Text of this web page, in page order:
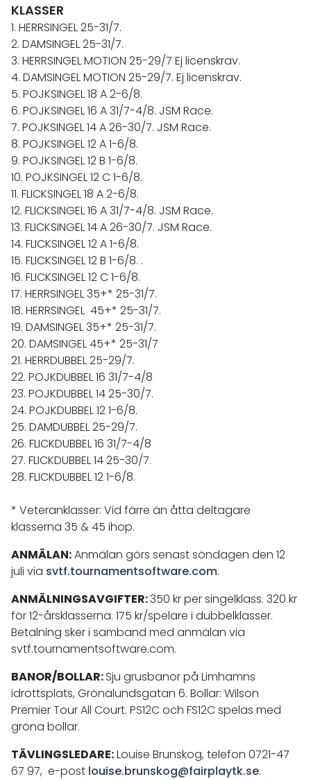
KLASSER
1. HERRSINGEL 25-31/7.
2. DAMSINGEL 25-31/7.
3. HERRSINGEL MOTION 25-29/7 Ej licenskrav.
4. DAMSINGEL MOTION 25-29/7. Ej licenskrav.
5. POJKSINGEL 18 A 2-6/8.
6. POJKSINGEL 16 A 31/7-4/8. JSM Race.
7. POJKSINGEL 14 A 26-30/7. JSM Race.
8. POJKSINGEL 12 A 1-6/8.
9. POJKSINGEL 12 B 1-6/8.
10. POJKSINGEL 12 C 1-6/8.
11. FLICKSINGEL 18 A 2-6/8.
12. FLICKSINGEL 16 A 31/7-4/8. JSM Race.
13. FLICKSINGEL 14 A 26-30/7. JSM Race.
14. FLICKSINGEL 12 A 1-6/8.
15. FLICKSINGEL 12 B 1-6/8. .
16. FLICKSINGEL 12 C 1-6/8.
17. HERRSINGEL 35+* 25-31/7.
18. HERRSINGEL 45+* 25-31/7.
19. DAMSINGEL 35+* 25-31/7.
20. DAMSINGEL 45+* 25-31/7
21. HERRDUBBEL 25-29/7.
22. POJKDUBBEL 16 31/7-4/8
23. POJKDUBBEL 14 25-30/7.
24. POJKDUBBEL 12 1-6/8.
25. DAMDUBBEL 25-29/7.
26. FLICKDUBBEL 16 31/7-4/8
27. FLICKDUBBEL 14 25-30/7.
28. FLICKDUBBEL 12 1-6/8.
* Veteranklasser: Vid färre än åtta deltagare
klasserna 35 & 45 ihop.
ANMÄLAN:Anmälan görs senast söndagen den 12
juli via svtf.tournamentsoftware.com.
ANMÄLNINGSAVGIFTER:350 kr per singelklass. 320 kr
för 12-årsklasserna. 175 kr/spelare i dubbelklasser.
Betalning sker i samband med anmälan via
svtf.tournamentsoftware.com.
BANOR/BOLLAR:Sju grusbanor på Limhamns
idrottsplats, Grönalundsgatan 6. Bollar: Wilson
Premier Tour All Court. PS12C och FS12C spelas med
gröna bollar.
TÄVLINGSLEDARE:Louise Brunskog, telefon 0721-47
67 97, e-post louise.brunskog@fairplaytk.se.